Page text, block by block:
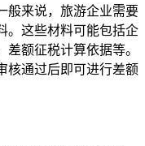
般来说，旅游企业需要
。这些材料可能包括企
额征税计算依据等。
核通过后即可进行差额